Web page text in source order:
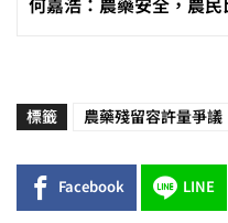
標籤 農藥殘留容許量爭議
Facebook LINE